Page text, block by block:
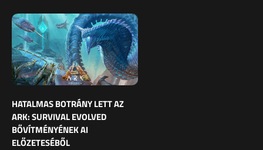
HATALMAS BOTRÁNY LETT AZ
ARK: SURVIVAL EVOLVED
BŐVÍTMÉNYÉNEK AI
ELŐZETESÉBŐL